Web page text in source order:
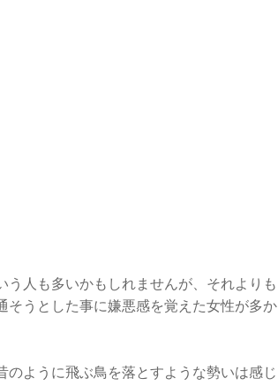
人も多いかもしれませんが、それよりも
そうとした事に嫌悪感を覚えた女性が多か
ように飛ぶ鳥を落とすような勢いは感じ